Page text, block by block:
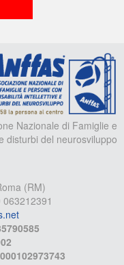
Nazionale di Famiglie e
disturbi del neurosviluppo
(RM)